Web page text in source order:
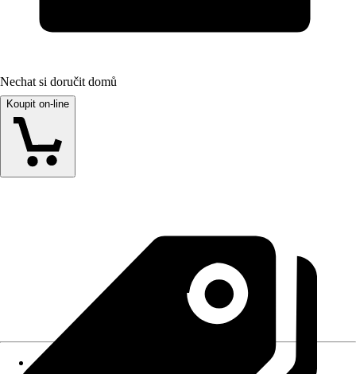
Nechat si doručit domů
Koupit on-line